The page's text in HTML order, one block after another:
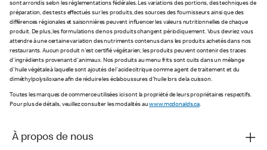
sont arrondis selon les réglementations fédérales. Les variations des portions, des techniques de
préparation, des tests effectués sur les produits, des sources des fournisseurs ainsi que des
différences régionales et saisonnières peuvent influencer les valeurs nutritionnelles de chaque
produit. De plus, les formulations de nos produits changent périodiquement. Vous devriez vous
attendre à une certaine variation des nutriments contenus dans les produits achetés dans nos
restaurants. Aucun produit n'est certifié végétarien; les produits peuvent contenir des traces
d'ingrédients provenant d'animaux. Nos produits au menu frits sont cuits dans un mélange
d'huile végétale à laquelle sont ajoutés de l'acide citrique comme agent de traitement et du
diméthylpolysiloxane afin de réduire les éclaboussures d'huile lors de la cuisson.
Toutes les marques de commerce utilisées ici sont la propriété de leurs propriétaires respectifs.
Pour plus de détails, veuillez consulter les modalités auwww.mcdonalds.ca.
À propos de nous